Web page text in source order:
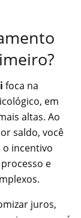
foca na
em
altas. Ao
saldo, você
incentivo
e
juros,